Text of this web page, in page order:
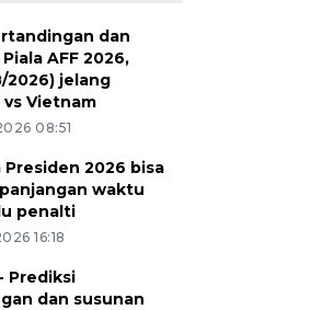
dan
AFF 2026,
2026) jelang
Vietnam
08:51
Presiden 2026 bisa
waktu
penalti
16:18
Prediksi
dan susunan